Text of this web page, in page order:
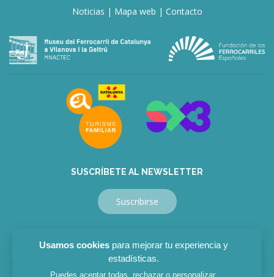
Usamos cookiespara mejorar tu experiencia y
estadísticas.
Puedes aceptar todas, rechazar o personalizar.
Noticias | Mapa web | Contacto
SUSCRÍBETE AL NEWSLETTER
Suscribirse